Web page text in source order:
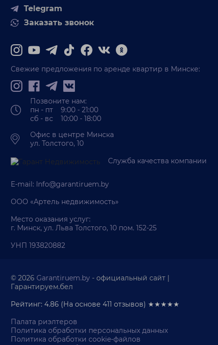
Telegram
Заказать звонок
Свежие предложения по аренде квартир в Минске:
Позвоните нам:
пн - пт 9:00 - 21:00
сб - вс 10:00 - 18:00
Офис в центре Минска
ул. Толстого, 10
Служба качества компании
E-mail: Info@garantiruem.by
ООО «Артель недвижимость»
Место оказания услуг:
г. Минск, ул. Льва Толстого, 10 пом. 152-25
УНП 193820882
© 2026Garantiruem.by - официальный сайт |
Гарантируем.бел
Рейтинг: 4.86 (На основе411 отзывов) ★★★★★
Палата риэлтеров
Политика обработки персональных данных
Политика обработки cookie-файлов